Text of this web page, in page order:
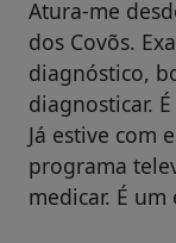
Atura-me
dos Covõs.
diagnóstico,
diagnosticar.
Já estive com
programa
medicar. É